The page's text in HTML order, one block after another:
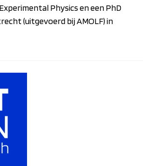
Physics en een PhD
(uitgevoerd bij AMOLF) in